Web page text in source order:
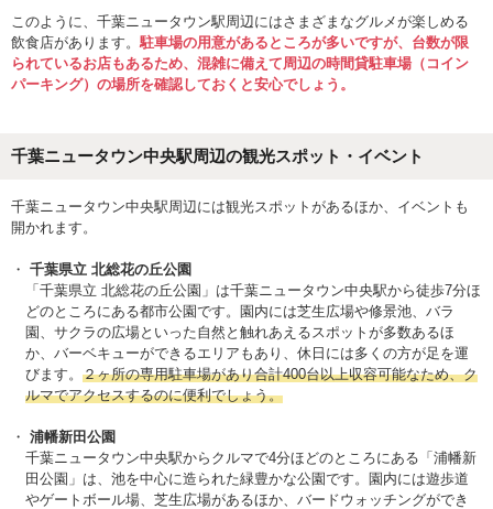
このように、千葉ニュータウン駅周辺にはさまざまなグルメが楽しめる
飲食店があります。駐車場の用意があるところが多いですが、台数が限
られているお店もあるため、混雑に備えて周辺の時間貸駐車場（コイン
パーキング）の場所を確認しておくと安心でしょう。
千葉ニュータウン中央駅周辺の観光スポット・イベント
千葉ニュータウン中央駅周辺には観光スポットがあるほか、イベントも
開かれます。
千葉県立 北総花の丘公園
「千葉県立 北総花の丘公園」は千葉ニュータウン中央駅から徒歩7分ほ
どのところにある都市公園です。園内には芝生広場や修景池、バラ
園、サクラの広場といった自然と触れあえるスポットが多数あるほ
か、バーベキューができるエリアもあり、休日には多くの方が足を運
びます。 ２ヶ所の専用駐車場があり合計400台以上収容可能なため、ク
ルマでアクセスするのに便利でしょう。
浦幡新田公園
千葉ニュータウン中央駅からクルマで4分ほどのところにある「浦幡新
田公園」は、池を中心に造られた緑豊かな公園です。園内には遊歩道
やゲートボール場、芝生広場があるほか、バードウォッチングができ